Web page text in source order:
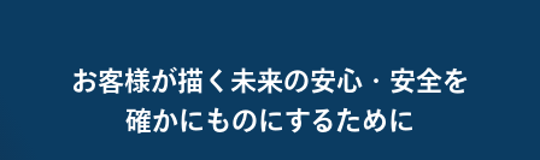
お客様が描く未来の安心・安全を
確かにものにするために